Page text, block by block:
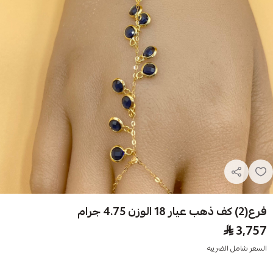
فرع(2) كف ذهب عيار 18 الوزن 4.75 جرام
3,757
السعر شامل الضريبه